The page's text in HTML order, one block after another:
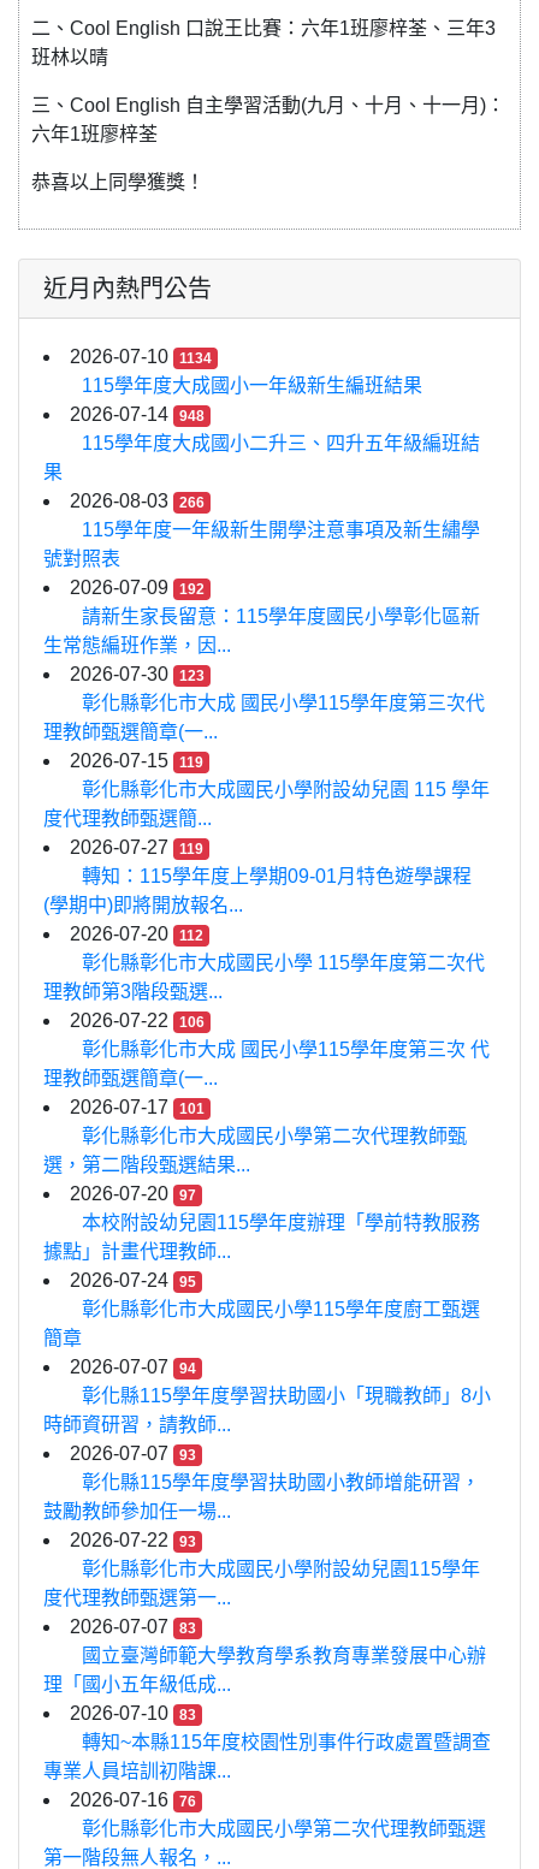
二、Cool English 口說王比賽：六年1班廖梓荃、三年3
班林以晴
三、Cool English 自主學習活動(九月、十月、十一月)：
六年1班廖梓荃
恭喜以上同學獲獎！
近月內熱門公告
2026-07-10 1134
115學年度大成國小一年級新生編班結果
2026-07-14
948
115學年度大成國小二升三、四升五年級編班結
果
2026-08-03
266
115學年度一年級新生開學注意事項及新生繡學
號對照表
2026-07-09
192
請新生家長留意：115學年度國民小學彰化區新
生常態編班作業，因...
2026-07-30
123
彰化縣彰化市大成 國民小學115學年度第三次代
理教師甄選簡章(一...
2026-07-15
119
彰化縣彰化市大成國民小學附設幼兒園 115 學年
度代理教師甄選簡...
2026-07-27
119
轉知：115學年度上學期09-01月特色遊學課程
(學期中)即將開放報名...
2026-07-20
112
彰化縣彰化市大成國民小學 115學年度第二次代
理教師第3階段甄選...
2026-07-22
106
彰化縣彰化市大成 國民小學115學年度第三次 代
理教師甄選簡章(一...
2026-07-17
101
彰化縣彰化市大成國民小學第二次代理教師甄
選，第二階段甄選結果...
2026-07-20
97
本校附設幼兒園115學年度辦理「學前特教服務
據點」計畫代理教師...
2026-07-24
95
彰化縣彰化市大成國民小學115學年度廚工甄選
簡章
2026-07-07
94
彰化縣115學年度學習扶助國小「現職教師」8小
時師資研習，請教師...
2026-07-07
93
彰化縣115學年度學習扶助國小教師增能研習，
鼓勵教師參加任一場...
2026-07-22
93
彰化縣彰化市大成國民小學附設幼兒園115學年
度代理教師甄選第一...
2026-07-07
83
國立臺灣師範大學教育學系教育專業發展中心辦
理「國小五年級低成...
2026-07-10
83
轉知~本縣115年度校園性別事件行政處置暨調查
專業人員培訓初階課...
2026-07-16
76
彰化縣彰化市大成國民小學第二次代理教師甄選
第一階段無人報名，...